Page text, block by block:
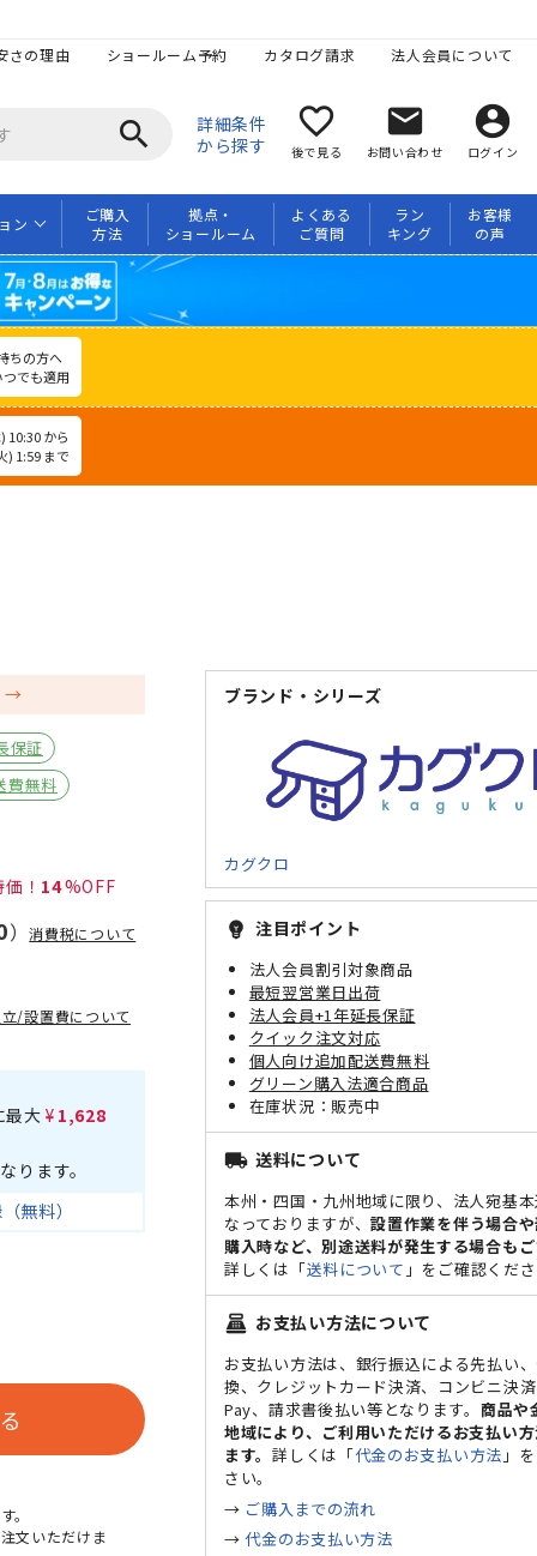
さの理由 ショールーム予約 カタログ請求 法人会員について
search
詳細条件
から探す
favorite_border
後で見る
mail
お問い合わせ
account_circle
ログイン
ン
ご購入
方法
拠点・
ショールーム
よくある
ご質問
ラン
キング
お客様
の声
ちの方へ
でも適用
10:30 から
) 1:59 まで
保証
費無料
14
）消費税について
/設置費について
最大 ¥1,628
ります。
無料）
。
文いただけま
ブランド・シリーズ
カグクロ
emoji_objects 注目ポイント
法人会員割引対象商品
最短翌営業日出荷
法人会員+1年延長保証
クイック注文対応
個人向け追加配送費無料
グリーン購入法適合商品
販売中
local_shipping 送料について
本州・四国・九州地域に限り、法人宛基
なっておりますが、設置作業を伴う場合
購入時など、別途送料が発生する場合も
詳しくは「送料について 」をご確認くだ
point_of_sale お支払い方法について
お支払い方法は、銀行振込による先払い
換、クレジットカード決済、コンビニ決
Pay、請求書後払い等となります。 商品や
地域により、ご利用いただけるお支払い
ます。詳しくは「代金のお支払い方法 」
さい。
→ ご購入までの流れ
→代金のお支払い方法